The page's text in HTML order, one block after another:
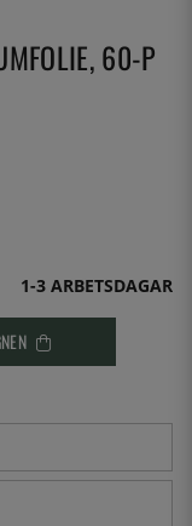
60-P
1-3 ARBETSDAGAR